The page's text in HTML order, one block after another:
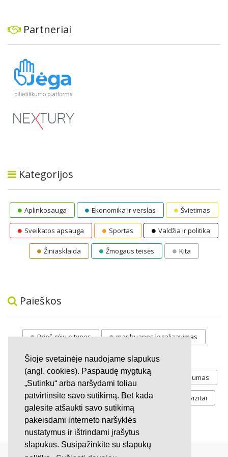
Šioje svetainėje naudojame slapukus
(angl. cookies). Paspaudę mygtuką
„Sutinku“ arba naršydami toliau
patvirtinsite savo sutikimą. Bet kada
galėsite atšaukti savo sutikimą
pakeisdami interneto naršyklės
nustatymus ir ištrindami įrašytus
slapukus. Susipažinkite su slapukų
Partneriai
Kategorijos
Aplinkosauga Ekonomika ir verslas Švietimas
Sveikatos apsauga Sportas Valdžia ir politika
Žiniasklaida Žmogaus teisės Kita
Paieškos
Prieš gėju eitynes marihuanos legalizavimas
STOP vaiku atemimas
Pilnos moksleivių vasaros atostogos referendumas
Keliu jaunystės Valandos Rekvizitai
Investicijos